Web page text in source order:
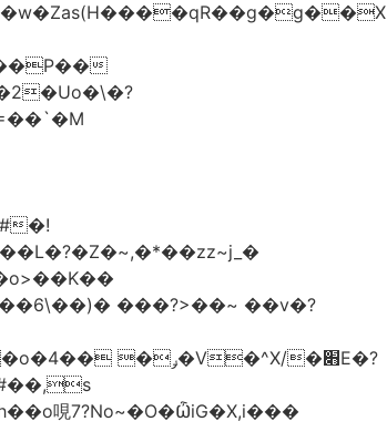
�!
���?>��~ ��v�?